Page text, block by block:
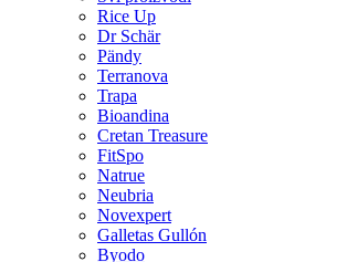
Rice Up
Dr Schär
Pändy
Terranova
Trapa
Bioandina
Cretan Treasure
FitSpo
Natrue
Neubria
Novexpert
Galletas Gullón
Byodo